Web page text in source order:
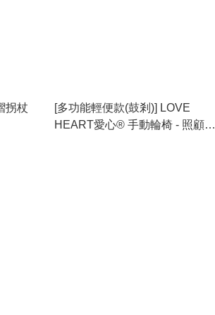
拐杖
[多功能輕便款(鼓剎)] LOVE
HEART愛心® 手動輪椅 - 照顧型